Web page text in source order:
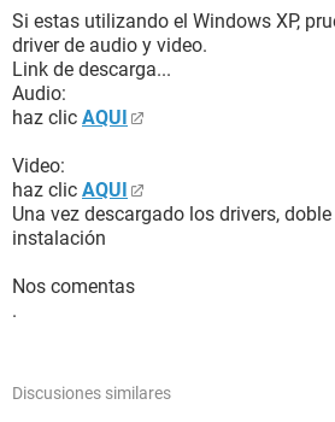
Si estas utilizando el Windows XP,
driver de audio y video.
Link de descarga...
Audio:
haz clic AQUI
Video:
haz clic AQUI
Una vez descargado los drivers,
instalación
Nos comentas
.
Discusiones similares